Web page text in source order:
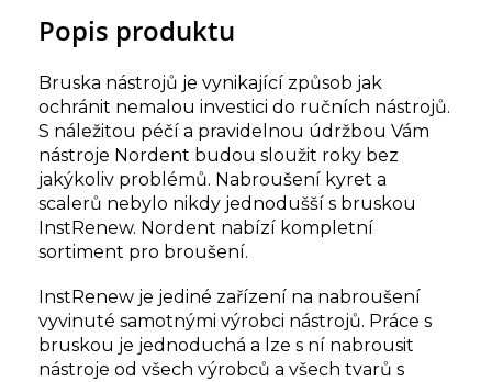
Popis produktu
Bruska nástrojů je vynikající způsob jak
ochránit nemalou investici do ručních nástrojů.
S náležitou péčí a pravidelnou údržbou Vám
nástroje Nordent budou sloužit roky bez
jakýkoliv problémů. Nabroušení kyret a
scalerů nebylo nikdy jednodušší s bruskou
InstRenew. Nordent nabízí kompletní
sortiment pro broušení.
InstRenew je jediné zařízení na nabroušení
vyvinuté samotnými výrobci nástrojů. Práce s
bruskou je jednoduchá a lze s ní nabrousit
nástroje od všech výrobců a všech tvarů s